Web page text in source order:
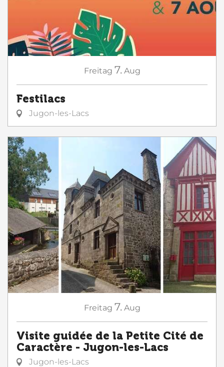
Freitag 7. Aug
Festilacs
Jugon-les-Lacs
Freitag 7. Aug
Visite guidée de la Petite Cité de
Caractère - Jugon-les-Lacs
Jugon-les-Lacs